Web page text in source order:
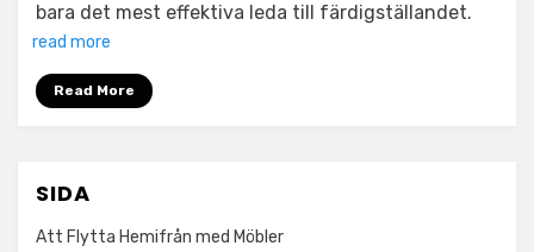
bara det mest effektiva leda till färdigställandet.
read more
Read More
SIDA
Att Flytta Hemifrån med Möbler